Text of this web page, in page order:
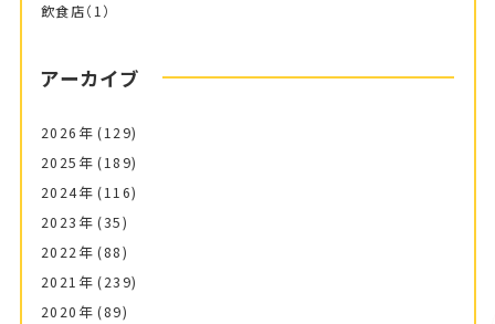
飲食店（1）
アーカイブ
2026年 (129)
2025年 (189)
2024年 (116)
2023年 (35)
2022年 (88)
2021年 (239)
2020年 (89)